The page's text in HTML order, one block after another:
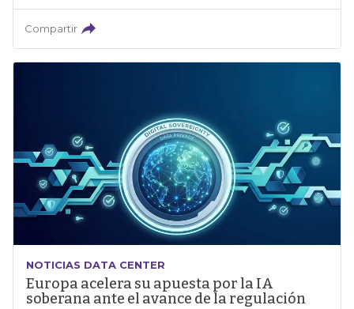
Compartir
NOTICIAS DATA CENTER
Europa acelera su apuesta por la IA
soberana ante el avance de la regulación